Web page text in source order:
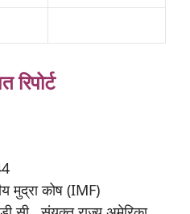
रिपोर्ट
मुद्रा कोष (IMF)